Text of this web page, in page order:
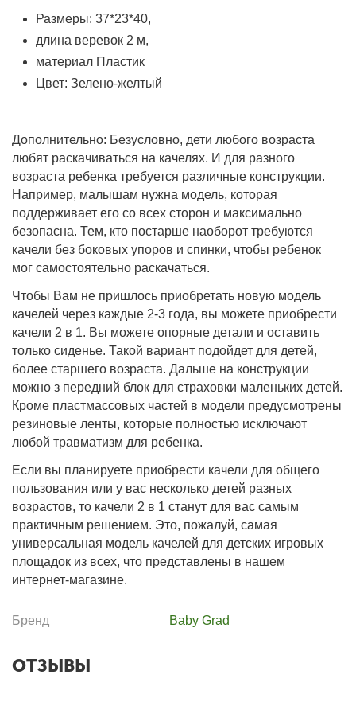
Размеры: 37*23*40,
длина веревок 2 м,
материал Пластик
Цвет: Зелено-желтый
Дополнительно: Безусловно, дети любого возраста
любят раскачиваться на качелях. И для разного
возраста ребенка требуется различные конструкции.
Например, малышам нужна модель, которая
поддерживает его со всех сторон и максимально
безопасна. Тем, кто постарше наоборот требуются
качели без боковых упоров и спинки, чтобы ребенок
мог самостоятельно раскачаться.
Чтобы Вам не пришлось приобретать новую модель
качелей через каждые 2-3 года, вы можете приобрести
качели 2 в 1. Вы можете опорные детали и оставить
только сиденье. Такой вариант подойдет для детей,
более старшего возраста. Дальше на конструкции
можно з передний блок для страховки маленьких детей.
Кроме пластмассовых частей в модели предусмотрены
резиновые ленты, которые полностью исключают
любой травматизм для ребенка.
Если вы планируете приобрести качели для общего
пользования или у вас несколько детей разных
возрастов, то качели 2 в 1 станут для вас самым
практичным решением. Это, пожалуй, самая
универсальная модель качелей для детских игровых
площадок из всех, что представлены в нашем
интернет-магазине.
Бренд Baby Grad
ОТЗЫВЫ